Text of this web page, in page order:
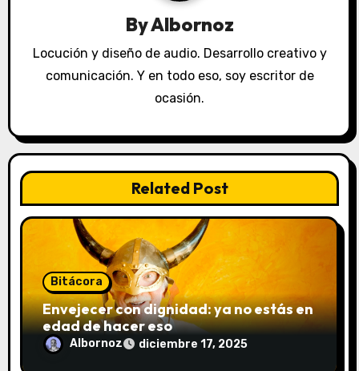
d
n
r
d
a
ByAlbornoz
Locución y diseño de audio. Desarrollo creativo y
comunicación. Y en todo eso, soy escritor de
ocasión.
Related Post
Bitácora
Envejecer con dignidad: ya no estás en
edad de hacer eso
Albornoz diciembre 17, 2025